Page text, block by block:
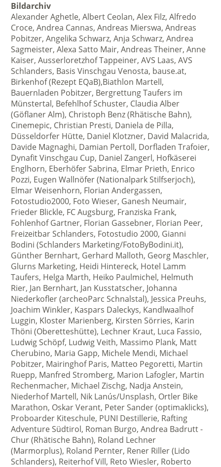
Bildarchiv
Alexander Aghetle, Albert Ceolan, Alex Filz, Alfredo
Croce, Andrea Cannas, Andreas Mierswa, Andreas
Pobitzer, Angelika Schwarz, Anja Schwarz, Andrea
Sagmeister, Alexa Satto Mair, Andreas Theiner, Anne
Kaiser, Ausserloretzhof Tappeiner, AVS Laas, AVS
Schlanders, Basis Vinschgau Venosta, bause.at,
Birkenhof (Rezept EQaB),Biathlon Martell,
Bauernladen Pobitzer, Bergrettung Taufers im
Münstertal, Befehlhof Schuster, Claudia Alber
(Göflaner Alm), Christoph Benz (Rhätische Bahn),
Cinemepic, Christian Presti, Daniela de Pilla,
Düsseldorfer Hütte, Daniel Klotzner, David Malacrida,
Davide Magnaghi, Damian Pertoll, Dorfladen Trafoier,
Dynafit Vinschgau Cup, Daniel Zangerl, Hofkäserei
Englhorn, Eberhöfer Sabrina, Elmar Prieth, Enrico
Pozzi, Eugen Wallnöfer (Nationalpark Stilfserjoch),
Elmar Weisenhorn, Florian Andergassen,
Fotostudio2000, Foto Wieser, Ganesh Neumair,
Frieder Blickle, FC Augsburg, Franziska Frank,
Fohlenhof Gartner, Florian Gassebner, Florian Peer,
Freizeitbar Schlanders, Fotostudio 2000, Gianni
Bodini (Schlanders Marketing/FotoByBodini.it),
Günther Bernhart, Gerhard Malloth, Georg Maschler,
Glurns Marketing, Heidi Hintereck, Hotel Lamm
Taufers, Helga Marth, Heiko Paulmichel, Helmuth
Rier, Jan Bernhart, Jan Kusstatscher, Johanna
Niederkofler (archeoParc Schnalstal), Jessica Preuhs,
Joachim Winkler, Kaspars Daleckys, Kandlwaalhof
Luggin, Kloster Marienberg, Kirsten Sörries, Karin
Thöni (Oberetteshütte), Lechner Kraut, Luca Fassio,
Ludwig Schöpf, Ludwig Veith, Massimo Plank, Matt
Cherubino, Maria Gapp, Michele Mendi, Michael
Pobitzer, Mairinghof Paris, Matteo Pegoretti, Martin
Ruepp, Manfred Stromberg, Marion Lafogler, Martin
Rechenmacher, Michael Zischg, Nadja Anstein,
Niederhof Martell, Nik Lanús/Unsplash, Ortler Bike
Marathon, Oskar Verant, Peter Sander (optimaklicks),
Proboarder Kiteschule, PUNI Destillerie, Rafting
Adventure Südtirol, Roman Burgo, Andrea Badrutt -
Chur (Rhätische Bahn), Roland Lechner
(Marmorplus), Roland Pernter, Rener Riller (Lido
Schlanders), Reiterhof Vill, Reto Wiesler, Roberto